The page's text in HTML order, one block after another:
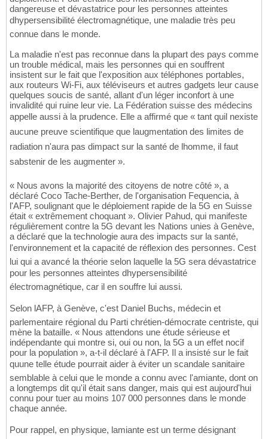
dangereuse et dévastatrice pour les personnes atteintes
dhypersensibilité électromagnétique, une maladie très peu
connue dans le monde.
La maladie n'est pas reconnue dans la plupart des pays comme
un trouble médical, mais les personnes qui en souffrent
insistent sur le fait que l'exposition aux téléphones portables,
aux routeurs Wi-Fi, aux téléviseurs et autres gadgets leur cause
quelques soucis de santé, allant d'un léger inconfort à une
invalidité qui ruine leur vie. La Fédération suisse des médecins
appelle aussi à la prudence. Elle a affirmé que « tant quil nexiste
aucune preuve scientifique que laugmentation des limites de
radiation n'aura pas dimpact sur la santé de lhomme, il faut
sabstenir de les augmenter ».
« Nous avons la majorité des citoyens de notre côté », a
déclaré Coco Tache-Berther, de l'organisation Fequencia, à
l'AFP, soulignant que le déploiement rapide de la 5G en Suisse
était « extrêmement choquant ». Olivier Pahud, qui manifeste
régulièrement contre la 5G devant les Nations unies à Genève,
a déclaré que la technologie aura des impacts sur la santé,
l'environnement et la capacité de réflexion des personnes. Cest
lui qui a avancé la théorie selon laquelle la 5G sera dévastatrice
pour les personnes atteintes dhypersensibilité
électromagnétique, car il en souffre lui aussi.
Selon lAFP, à Genève, c'est Daniel Buchs, médecin et
parlementaire régional du Parti chrétien-démocrate centriste, qui
mène la bataille. « Nous attendons une étude sérieuse et
indépendante qui montre si, oui ou non, la 5G a un effet nocif
pour la population », a-t-il déclaré à l'AFP. Il a insisté sur le fait
quune telle étude pourrait aider à éviter un scandale sanitaire
semblable à celui que le monde a connu avec l'amiante, dont on
a longtemps dit qu'il était sans danger, mais qui est aujourd'hui
connu pour tuer au moins 107 000 personnes dans le monde
chaque année.
Pour rappel, en physique, lamiante est un terme désignant